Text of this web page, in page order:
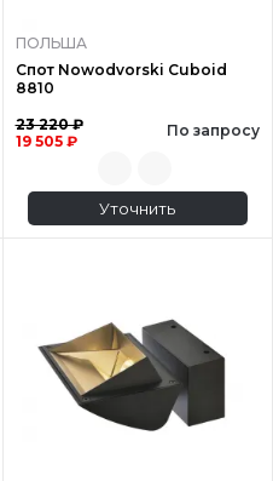
ПОЛЬША
Спот Nowodvorski Cuboid
8810
23 220 ₽
19 505 ₽
По запросу
Уточнить